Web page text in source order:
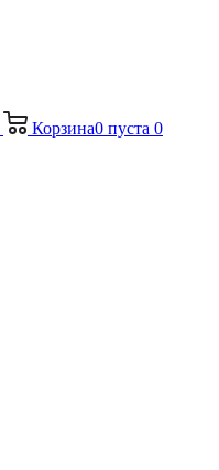
Корзина0 пуста 0